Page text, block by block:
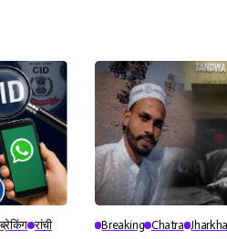
ब्रेकिंग रांची Breaking Chatra